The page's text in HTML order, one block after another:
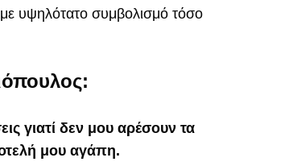
υψηλότατο συμβολισμό τόσο
γιατί δεν μου αρέσουν τα
μου αγάπη.